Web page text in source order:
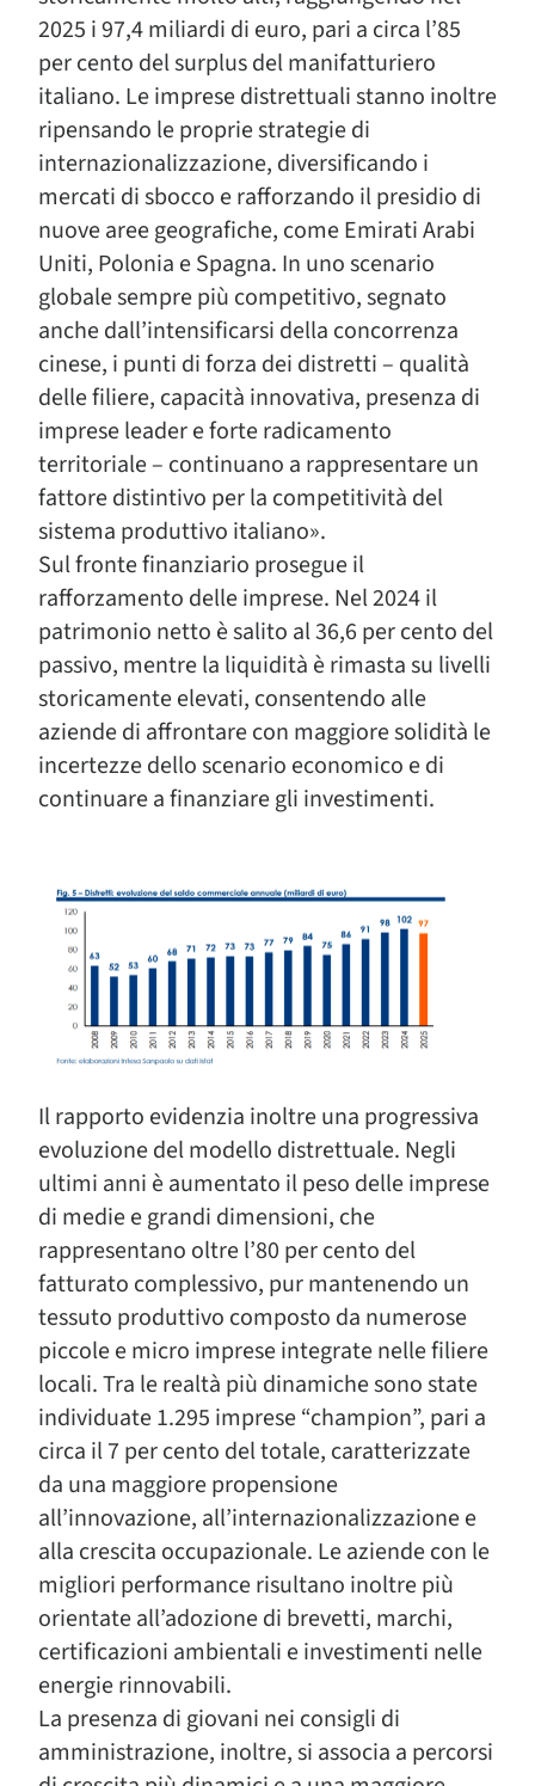
2025 i 97,4 miliardi di euro, pari a circa l’85
per cento del surplus del manifatturiero
italiano. Le imprese distrettuali stanno inoltre
ripensando le proprie strategie di
internazionalizzazione, diversificando i
mercati di sbocco e rafforzando il presidio di
nuove aree geografiche, come Emirati Arabi
Uniti, Polonia e Spagna. In uno scenario
globale sempre più competitivo, segnato
anche dall’intensificarsi della concorrenza
cinese, i punti di forza dei distretti – qualità
delle filiere, capacità innovativa, presenza di
imprese leader e forte radicamento
territoriale – continuano a rappresentare un
fattore distintivo per la competitività del
sistema produttivo italiano».
Sul fronte finanziario prosegue il
rafforzamento delle imprese. Nel 2024 il
patrimonio netto è salito al 36,6 per cento del
passivo, mentre la liquidità è rimasta su livelli
storicamente elevati, consentendo alle
aziende di affrontare con maggiore solidità le
incertezze dello scenario economico e di
continuare a finanziare gli investimenti.
Il rapporto evidenzia inoltre una progressiva
evoluzione del modello distrettuale. Negli
ultimi anni è aumentato il peso delle imprese
di medie e grandi dimensioni, che
rappresentano oltre l’80 per cento del
fatturato complessivo, pur mantenendo un
tessuto produttivo composto da numerose
piccole e micro imprese integrate nelle filiere
locali. Tra le realtà più dinamiche sono state
individuate 1.295 imprese “champion”, pari a
circa il 7 per cento del totale, caratterizzate
da una maggiore propensione
all’innovazione, all’internazionalizzazione e
alla crescita occupazionale. Le aziende con le
migliori performance risultano inoltre più
orientate all’adozione di brevetti, marchi,
certificazioni ambientali e investimenti nelle
energie rinnovabili.
La presenza di giovani nei consigli di
amministrazione, inoltre, si associa a percorsi